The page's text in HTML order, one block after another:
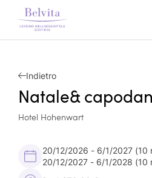
Indietro
Natale&
Hotel Hohenwart
20/12/2026 - 6/1/2027 (10
20/12/2027 - 6/1/2028 (10